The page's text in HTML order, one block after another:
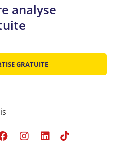
analyse
GRATUITE